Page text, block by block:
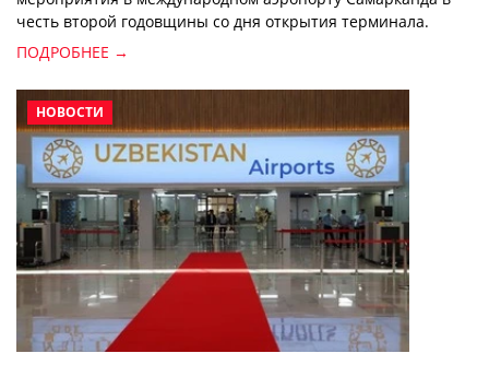
честь второй годовщины со дня открытия терминала.
ПОДРОБНЕЕ →
НОВОСТИ